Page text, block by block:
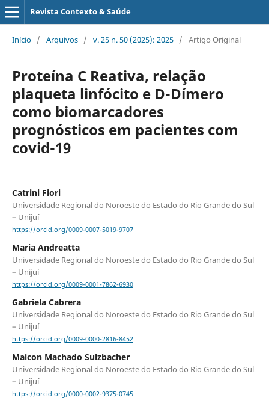
Revista Contexto & Saúde
Início / Arquivos / v. 25 n. 50 (2025): 2025 / Artigo Original
Proteína C Reativa, relação
plaqueta linfócito e D-Dímero
como biomarcadores
prognósticos em pacientes com
covid-19
Catrini Fiori
Universidade Regional do Noroeste do Estado do Rio Grande do Sul
– Unijuí
https://orcid.org/0009-0007-5019-9707
Maria Andreatta
Universidade Regional do Noroeste do Estado do Rio Grande do Sul
– Unijuí
https://orcid.org/0009-0001-7862-6930
Gabriela Cabrera
Universidade Regional do Noroeste do Estado do Rio Grande do Sul
– Unijuí
https://orcid.org/0009-0000-2816-8452
Maicon Machado Sulzbacher
Universidade Regional do Noroeste do Estado do Rio Grande do Sul
– Unijuí
https://orcid.org/0000-0002-9375-0745